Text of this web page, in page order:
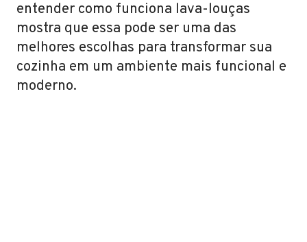
entender como funciona lava-louças
mostra que essa pode ser uma das
melhores escolhas para transformar sua
cozinha em um ambiente mais funcional e
moderno.